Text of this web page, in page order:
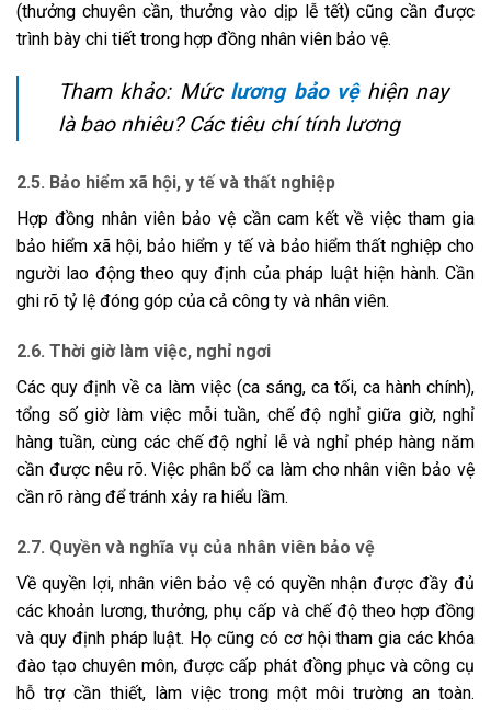
(thưởng chuyên cần, thưởng vào dịp lễ tết) cũng cần được
trình bày chi tiết trong hợp đồng nhân viên bảo vệ.
Tham khảo: Mức lương bảo vệhiện nay
là bao nhiêu? Các tiêu chí tính lương
2.5. Bảo hiểm xã hội, y tế và thất nghiệp
Hợp đồng nhân viên bảo vệ cần cam kết về việc tham gia
bảo hiểm xã hội, bảo hiểm y tế và bảo hiểm thất nghiệp cho
người lao động theo quy định của pháp luật hiện hành. Cần
ghi rõ tỷ lệ đóng góp của cả công ty và nhân viên.
2.6. Thời giờ làm việc, nghỉ ngơi
Các quy định về ca làm việc (ca sáng, ca tối, ca hành chính),
tổng số giờ làm việc mỗi tuần, chế độ nghỉ giữa giờ, nghỉ
hàng tuần, cùng các chế độ nghỉ lễ và nghỉ phép hàng năm
cần được nêu rõ. Việc phân bổ ca làm cho nhân viên bảo vệ
cần rõ ràng để tránh xảy ra hiểu lầm.
2.7. Quyền và nghĩa vụ của nhân viên bảo vệ
Về quyền lợi, nhân viên bảo vệ có quyền nhận được đầy đủ
các khoản lương, thưởng, phụ cấp và chế độ theo hợp đồng
và quy định pháp luật. Họ cũng có cơ hội tham gia các khóa
đào tạo chuyên môn, được cấp phát đồng phục và công cụ
hỗ trợ cần thiết, làm việc trong một môi trường an toàn.